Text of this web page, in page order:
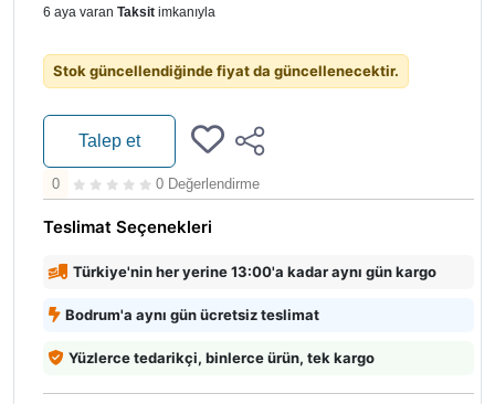
6 aya varan Taksit imkanıyla
Stok güncellendiğinde fiyat da güncellenecektir.
Talep et
0 0 Değerlendirme
Teslimat Seçenekleri
Türkiye'nin her yerine 13:00'a kadar aynı gün kargo
Bodrum'a aynı gün ücretsiz teslimat
Yüzlerce tedarikçi, binlerce ürün, tek kargo